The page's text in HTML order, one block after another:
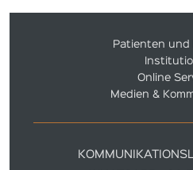
Patienten und
Online
Medien &